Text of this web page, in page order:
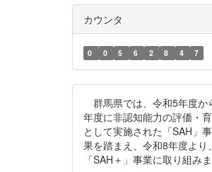
カウンタ
0 0 5 6 2 8 4 7
群馬県では、令和5年度か
年度に非認知能力の評価・
として実施された「SAH」
果を踏まえ、令和8年度より、
「SAH＋」事業に取り組みま